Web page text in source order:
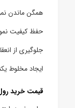
همگن ماندن
حفظ کیفیت
جلوگیری از
ایجاد مخلوط
قیمت خرید